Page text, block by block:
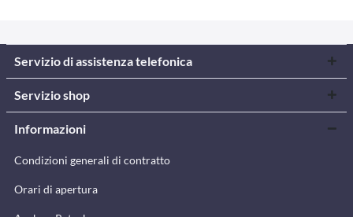
Servizio di assistenza telefonica
Servizio shop
Informazioni
Condizioni generali di contratto
Orari di apertura